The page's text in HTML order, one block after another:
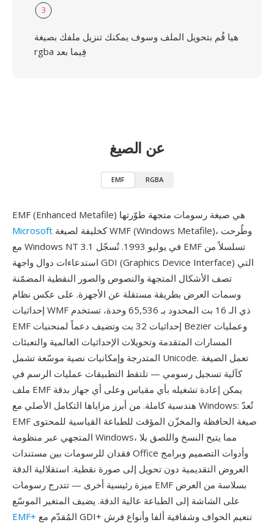
3
هيا قُم بتحويل الملف وسوف يمكنك تنزيل ملفك بصيغة
rgba فِيما بعد
عن الصيغ
EMF RGBA
EMF (Enhanced Metafile) هي صيغة رسومات متجهة طوّرتها
Microsoft
مع Windows NT 3.1 في يوليو 1993. تُسجّل EMF تسلسلاً من
استدعاءات دوال واجهة GDI (Graphics Device Interface) التي
تصف الأشكال المتجهة والنصوص والصور النقطية المضمّنة
وسمات العرض بطريقة مستقلة عن الأجهزة. على عكس نظام
إحداثيات WMF ذي الـ 16 بت المحدود بـ 65,536 وحدة، تستخدم
EMF إحداثيات 32 بت وتضيف دعماً لمنحنيات Bezier وعمليات
المسارات المتقدمة وتحويلات الإحداثيات العالمية والتعبئات
المتدرجة وإمكانيات نصية موسّعة تشمل Unicode. تعمل الصيغة
كآلية تسجيل رسومي — تلتقط التطبيقات عمليات الرسم في
ملف EMF يمكن إعادة تشغيله بأي مقياس وعلى أي جهاز بدقة
هندسية كاملة. من أبرز مزاياها التكامل الأصلي مع Windows: تُعدّ
EMF صيغة الحافظة والمخزّن المؤقت للطباعة القياسية للمحتوى
المتجهي عبر منظومة Windows، مما يتيح النسخ واللصق بلا
فقدان للرسومات بين مستندات Office وأدوات التصميم وبرامج
العروض التقديمية دون تحويل إلى صورة نقطية. استقلالية الدقة
ميزة رئيسية أخرى — تتدرج رسومات EMF بسلاسة من العرض
على الشاشة إلى الطباعة عالية الدقة. يضيف المتغير الموسّع
EMF+